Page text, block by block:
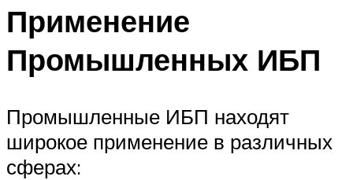
Применение
Промышленных ИБП
Промышленные ИБП находят
широкое применение в различных
сферах: